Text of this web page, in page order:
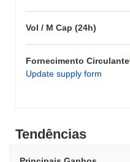
Vol / M Cap (24h)
Fornecimento Circulante
Update supply form
Tendências